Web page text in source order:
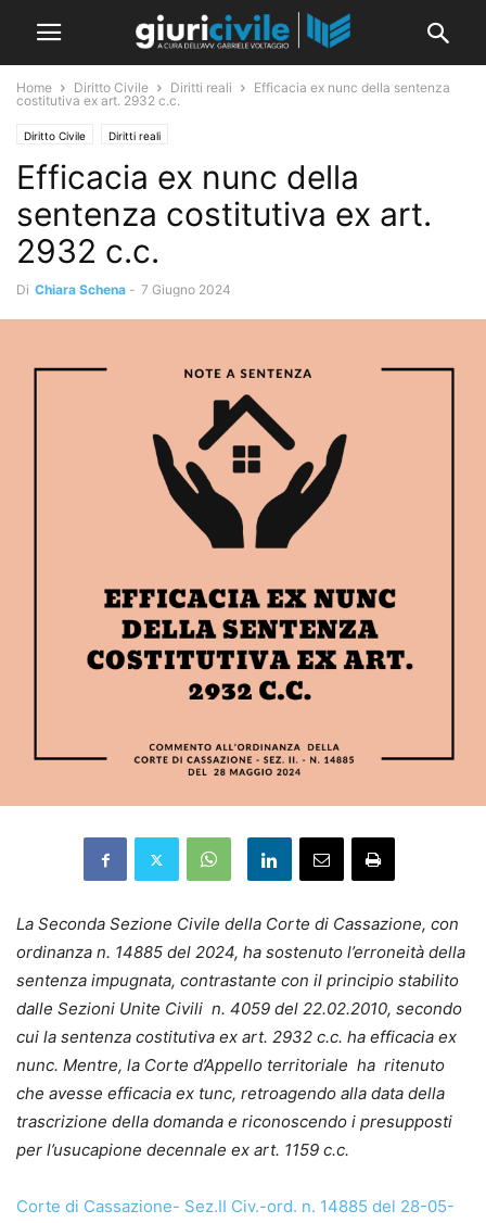
Home Diritto Civile Diritti reali
Efficacia ex nunc della sentenza
costitutiva ex art. 2932 c.c.
Diritto Civile Diritti reali
Efficacia ex nunc della
sentenza costitutiva ex art.
2932 c.c.
Di Chiara Schena - 7 Giugno 2024
La Seconda Sezione Civile della Corte di Cassazione, con
ordinanza n. 14885 del 2024, ha sostenuto l’erroneità della
sentenza impugnata, contrastante con il principio stabilito
dalle Sezioni Unite Civili n. 4059 del 22.02.2010, secondo
cui la sentenza costitutiva ex art. 2932 c.c. ha efficacia ex
nunc. Mentre, la Corte d’Appello territoriale ha ritenuto
che avesse efficacia ex tunc, retroagendo alla data della
trascrizione della domanda e riconoscendo i presupposti
per l’usucapione decennale ex art. 1159 c.c.
Corte di Cassazione- Sez.II Civ.-ord. n. 14885 del 28-05-